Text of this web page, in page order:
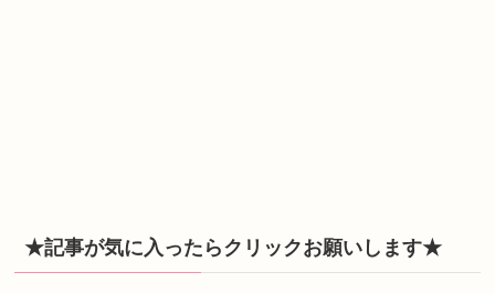
★記事が気に入ったらクリックお願いします★